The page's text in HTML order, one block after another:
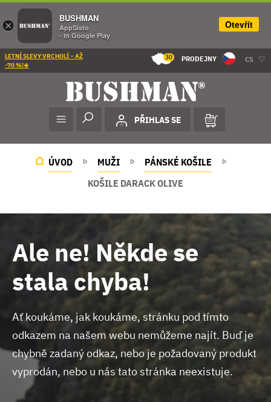
LETNÍ SLEVY VRCHOLÍ – AŽ
-70 %!☀️
30 PRODEJNY CS
PŘIHLAS SE
ÚVOD MUŽI
PÁNSKÉ KOŠILE
KOŠILE DARACK OLIVE
Ale ne! Někde se
stala chyba!
Ať koukáme, jak koukáme, stránku pod tímto
odkazem na našem webu nemůžeme najít. Buď je
chybně zadaný odkaz, nebo je požadovaný produkt
vyprodán, nebo u nás tato stránka neexistuje.
×
BUSHMAN
AppSisto
- In Google Play
Otevřít